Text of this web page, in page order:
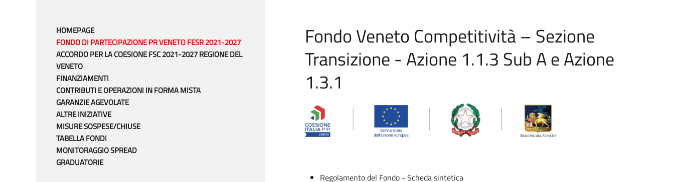
HOMEPAGE
FONDO DI PARTECIPAZIONE PR VENETO FESR 2021-2027
ACCORDO PER LA COESIONE FSC 2021-2027 REGIONE DEL
VENETO
FINANZIAMENTI
CONTRIBUTI E OPERAZIONI IN FORMA MISTA
GARANZIE AGEVOLATE
ALTRE INIZIATIVE
MISURE SOSPESE/CHIUSE
TABELLA FONDI
MONITORAGGIO SPREAD
GRADUATORIE
Fondo Veneto Competitività – Sezione
Transizione - Azione 1.1.3 Sub A e Azione
1.3.1
Regolamento del Fondo - Scheda sintetica